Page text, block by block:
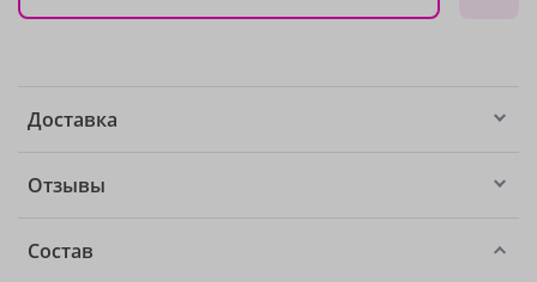
Доставка
Отзывы
Состав